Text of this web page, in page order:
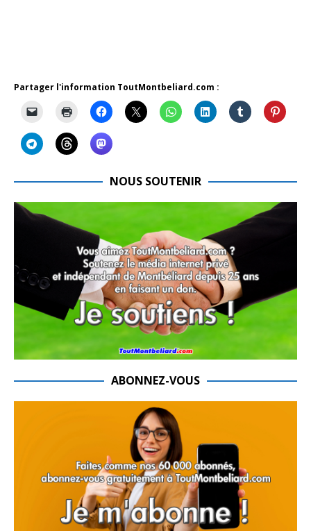
Partager l'information ToutMontbeliard.com :
NOUS SOUTENIR
ABONNEZ-VOUS